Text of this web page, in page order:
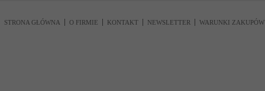
STRONA GŁÓWNA O FIRMIE KONTAKT NEWSLETTER WARUNKI ZAKUPÓW